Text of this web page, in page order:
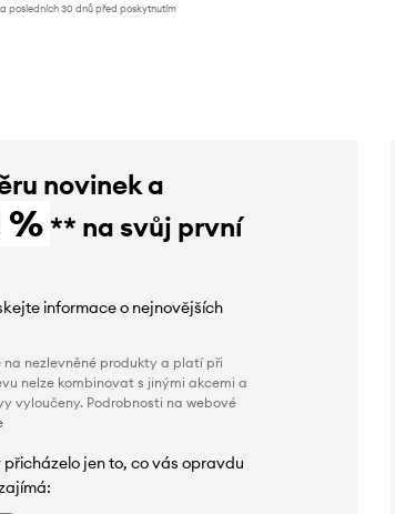
posledních 30 dnů před poskytnutím
novinek a
% ** na svůj první
informace o nejnovějších
nezlevněné produkty a platí při
nelze kombinovat s jinými akcemi a
vyloučeny. Podrobnosti na webové
jen to, co vás opravdu